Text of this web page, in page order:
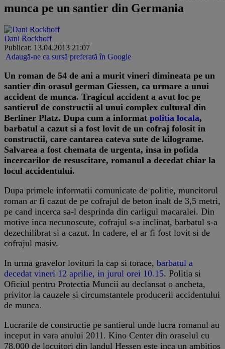
munca pe un santier din Germania
Dani Rockhoff
Publicat: 13.04.2013 21:07
Adaugă-ne ca sursă preferată în Google
Un roman de 54 de ani a murit vineri dimineata pe un
santier din orasul german Giessen, ca urmare a unui
accident de munca. Tragicul accident a avut loc pe
santierul de constructii al unui complex cultural din
Berliner Platz. Dupa cum a informat politia locala,
barbatul a cazut si a fost lovit de un cofraj folosit in
constructii, care cantarea cateva sute de kilograme.
Salvarea a fost chemata de urgenta, insa in pofida
incercarilor de resuscitare, romanul a decedat chiar la
locul accidentului.
Dupa primele informatii comunicate de politie, muncitorul
roman ar fi cazut de pe cofrajul de beton inalt de 3,5 metri,
pe cand incerca sa-l desprinda din carligul macaralei. Din
motive inca necunoscute, cofrajul s-a inclinat, barbatul s-a
dezechilibrat si a cazut. In cadere, el ar fi fost lovit si de
cofrajul masiv.
In urma gravelor lovituri la cap si torace, barbatul a
decedat vineri 12 aprilie, in jurul orei 10.15. Politia si
Oficiul pentru Protectia Muncii au declansat o ancheta,
privitor la cauzele si circumstantele producerii accidentului
de munca.
Lucrarile de constructie pe santierul unde lucra romanul au
inceput in vara anului 2011. Kino Center din oraselul cu
78.000 de locuitori din landul Hessen este inca un ambitios